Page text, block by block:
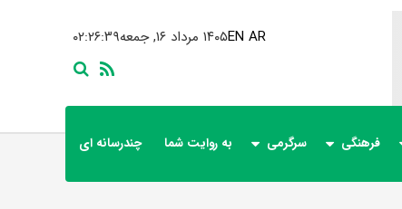
۰۲:۲۶:۳۹ ۱۴۰۵ مرداد ۱۶, جمعهEN AR
فرهنگی سرگرمی به روایت شما چندرسانه ای